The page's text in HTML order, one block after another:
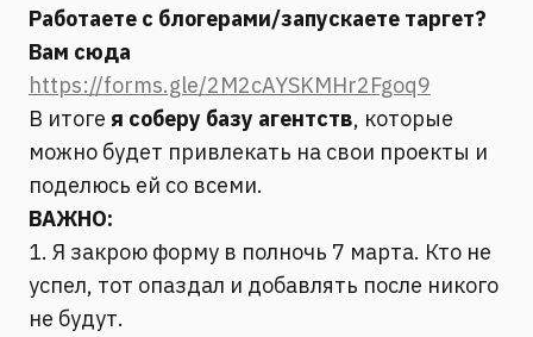
Работаете с блогерами/запускаете таргет?
Вам сюда
https://forms.gle/2M2cAYSKMHr2Fgoq9
В итоге я соберу базу агентств, которые
можно будет привлекать на свои проекты и
поделюсь ей со всеми.
ВАЖНО:
1. Я закрою форму в полночь 7 марта. Кто не
успел, тот опаздал и добавлять после никого
не будут.